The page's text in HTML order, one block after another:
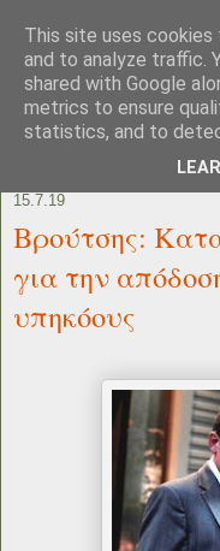
15.7.19
Βρούτσης:
για την
υπηκόους
This site uses
and to analyze traffic.
shared with Google
metrics to ensure
statistics, and to